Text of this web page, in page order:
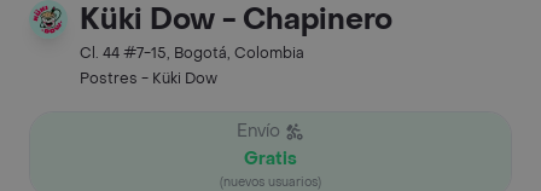
Küki Dow - Chapinero
Cl. 44 #7-15, Bogotá, Colombia
Postres - Küki Dow
Envío
Gratis
(nuevos usuarios)